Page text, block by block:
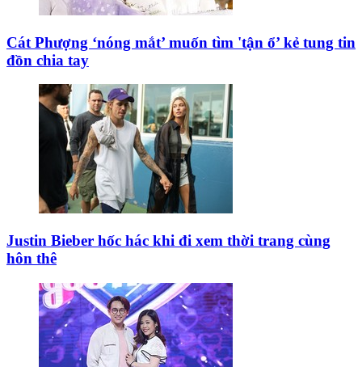
Đại gia nào bỏ nghìn đô mua dâm hoa hậu, á khôi,
người mẫu?
Beckham lộ đầu hói, thân mật với gái lạ bên hồ bơi